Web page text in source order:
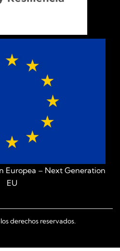
Europea – Next Generation
EU
derechos reservados.